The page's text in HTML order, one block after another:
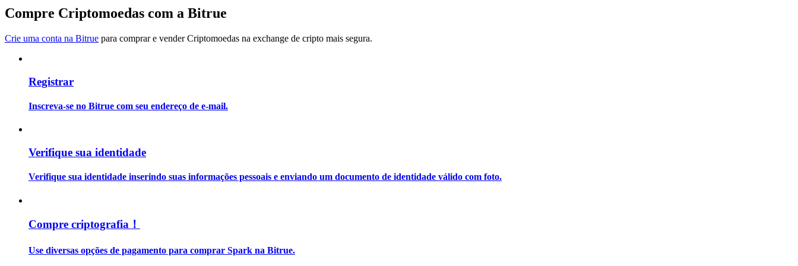
Torne-se um Trader de Cópias
Informação
Análise de big data, incluindo informações comerciais, etc.
Compre Criptomoedas com a Bitrue
Crie uma conta na Bitrue para comprar e vender Criptomoedas na exchange de cripto mais segura.
Registrar
Inscreva-se no Bitrue com seu endereço de e-mail.
Verifique sua identidade
Verifique sua identidade inserindo suas informações pessoais e enviando um documento de identidade válido com foto.
Compre criptografia！
Use diversas opções de pagamento para comprar Spark na Bitrue.